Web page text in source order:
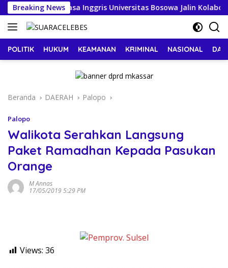
Langsung
ke
konten
Breaking NewsBahasa Inggris Universitas Bosowa Jalin
POLITIK HUKUM KEAMANAN KRIMINAL NASIONAL
Beranda DAERAH Palopo
Palopo
Walikota Serahkan Langsung
Paket Ramadhan Kepada Pasukan
Orange
M Annas
17/05/2019 5:29 PM
Views: 36